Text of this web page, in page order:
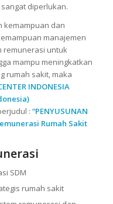
diperlukan.
kemampuan dan
manajemen
remunerasi untuk
mampu meningkatkan
rumah sakit, maka
INDONESIA
: “PENYUSUNAN
Rumah Sakit
SDM
rumah sakit